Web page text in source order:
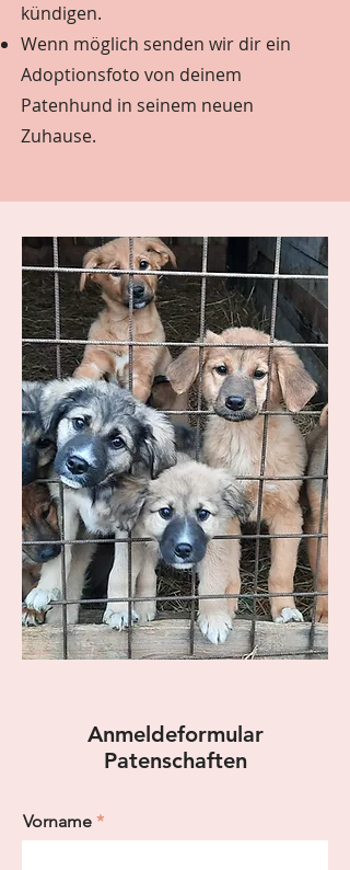
kündigen.
Wenn möglich senden wir dir ein
Adoptionsfoto von deinem
Patenhund in seinem neuen
Zuhause.
Anmeldeformular
Patenschaften
Vorname